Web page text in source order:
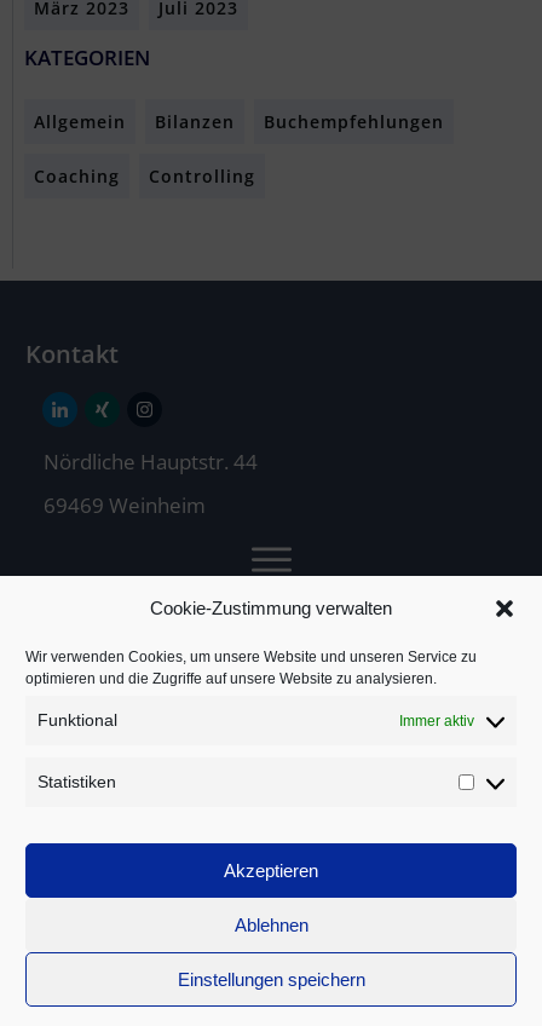
Cookie-Zustimmung verwalten
Wir verwenden Cookies, um unsere Website und unseren Service zu
optimieren und die Zugriffe auf unsere Website zu analysieren.
Funktional Immer aktiv
Statistiken
Akzeptieren
Ablehnen
Einstellungen speichern
März 2023 Juli 2023
KATEGORIEN
Allgemein Bilanzen Buchempfehlungen
Coaching Controlling
Kontakt
Nördliche Hauptstr. 44
69469 Weinheim
Jochen Treuz